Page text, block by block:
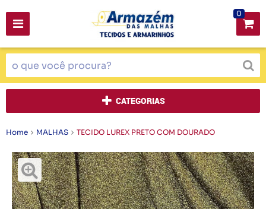
0
CATEGORIAS
Home MALHAS TECIDO LUREX PRETO COM DOURADO